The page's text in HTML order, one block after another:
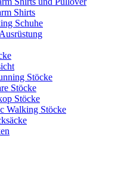
Shirts
Schuhe
Stöcke
Stöcke
Stöcke
Walking Stöcke